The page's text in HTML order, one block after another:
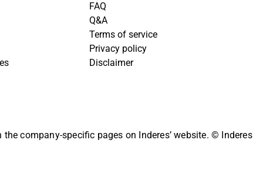
FAQ
Q&A
Terms of service
Privacy policy
Disclaimer
company-specific pages on Inderes’ website. © Inderes